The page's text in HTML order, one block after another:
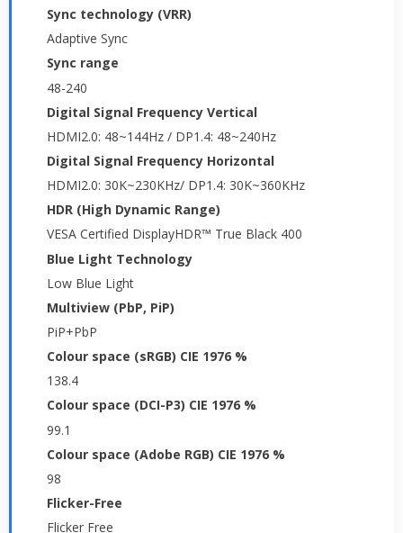
Sync technology (VRR)
Adaptive Sync
Sync range
48-240
Digital Signal Frequency Vertical
HDMI2.0: 48~144Hz / DP1.4: 48~240Hz
Digital Signal Frequency Horizontal
HDMI2.0: 30K~230KHz/ DP1.4: 30K~360KHz
HDR (High Dynamic Range)
VESA Certified DisplayHDR™ True Black 400
Blue Light Technology
Low Blue Light
Multiview (PbP, PiP)
PiP+PbP
Colour space (sRGB) CIE 1976 %
138.4
Colour space (DCI-P3) CIE 1976 %
99.1
Colour space (Adobe RGB) CIE 1976 %
98
Flicker-Free
Flicker Free